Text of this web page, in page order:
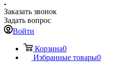
Заказать звонок
Задать вопрос
Войти
Корзина0
Избранные товары0